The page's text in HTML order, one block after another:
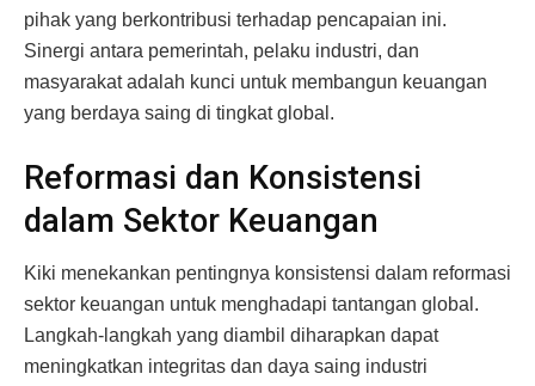
pihak yang berkontribusi terhadap pencapaian ini.
Sinergi antara pemerintah, pelaku industri, dan
masyarakat adalah kunci untuk membangun keuangan
yang berdaya saing di tingkat global.
Reformasi dan Konsistensi
dalam Sektor Keuangan
Kiki menekankan pentingnya konsistensi dalam reformasi
sektor keuangan untuk menghadapi tantangan global.
Langkah-langkah yang diambil diharapkan dapat
meningkatkan integritas dan daya saing industri